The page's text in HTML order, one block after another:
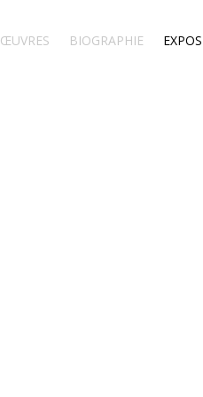
ŒUVRES BIOGRAPHIE